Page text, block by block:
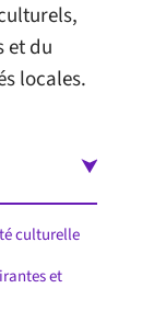
et du
locales.
culturelle
et